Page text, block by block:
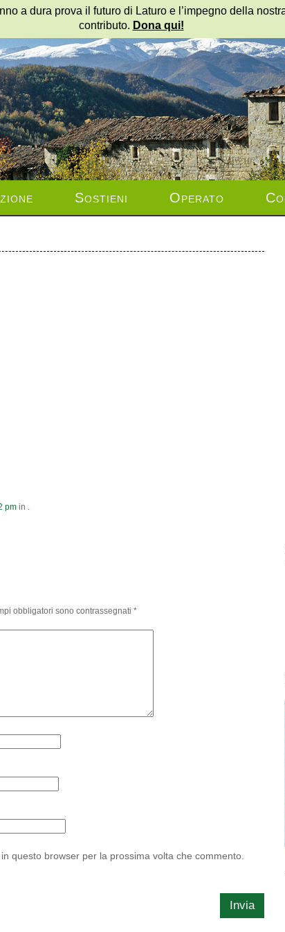
Sostieni Operato
pm in .
obbligatori sono contrassegnati *
questo browser per la prossima volta che commento.
a dura prova il futuro di Laturo e l’impegno della
contributo. Dona qui!